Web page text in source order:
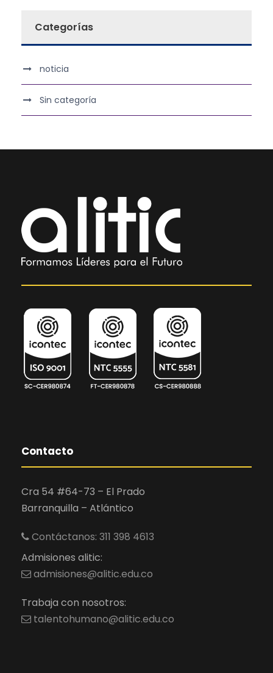
Categorías
noticia
Sin categoría
Contacto
Cra 54 #64-73 – El Prado
Barranquilla – Atlántico
Contáctanos: 311 398 4613
Admisiones alitic:
admisiones@alitic.edu.co
Trabaja con nosotros:
talentohumano@alitic.edu.co